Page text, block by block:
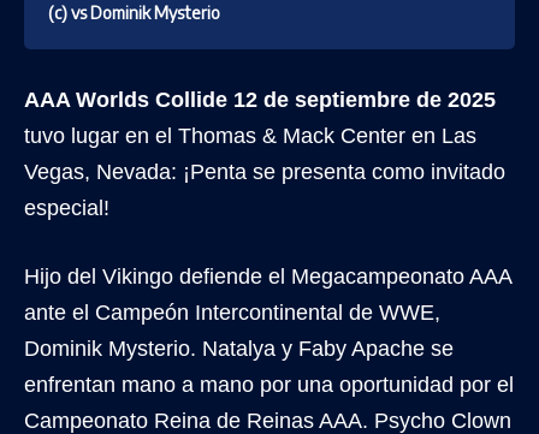
(c) vs Dominik Mysterio
AAA Worlds Collide 12 de septiembre de 2025
tuvo lugar en el Thomas & Mack Center en Las
Vegas, Nevada: ¡Penta se presenta como invitado
especial!
Hijo del Vikingo defiende el Megacampeonato AAA
ante el Campeón Intercontinental de WWE,
Dominik Mysterio. Natalya y Faby Apache se
enfrentan mano a mano por una oportunidad por el
Campeonato Reina de Reinas AAA. Psycho Clown